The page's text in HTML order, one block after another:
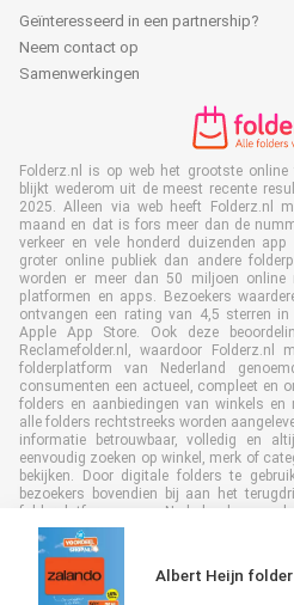
Albert Heijn folder
Geïnteresseerd in een partnership?
Neem contact op
Samenwerkingen
Folderz.nl is op web het grootste
blijkt wederom uit de meest recente
2025. Alleen via web heeft Folderz.nl
maand en dat is fors meer dan de
verkeer en vele honderd duizenden
groter online publiek dan andere
worden er meer dan 50 miljoen online
platformen en apps. Bezoekers
ontvangen een rating van 4,5 sterren
Apple App Store. Ook deze
Reclamefolder.nl, waardoor Folderz.nl
folderplatform van Nederland
consumenten een actueel, compleet en
folders en aanbiedingen van winkels en
alle folders rechtstreeks worden
informatie betrouwbaar, volledig en
eenvoudig zoeken op winkel, merk of
bekijken. Door digitale folders te
bezoekers bovendien bij aan het
folderplatform van Nederland en
folderpublicaties, heeft Folderz.nl
met retailers en merken. Hierdoor zijn we
speler in de digitale foldermarkt.